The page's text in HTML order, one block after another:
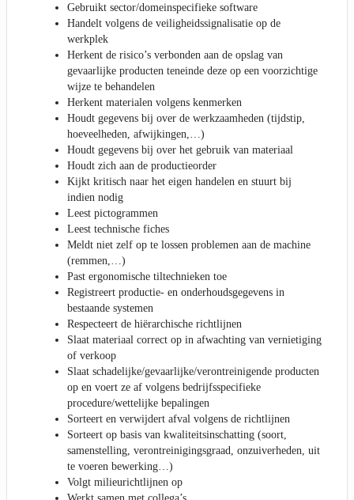
Gebruikt sector/domeinspecifieke software
Handelt volgens de veiligheidssignalisatie op de
werkplek
Herkent de risico’s verbonden aan de opslag van
gevaarlijke producten teneinde deze op een voorzichtige
wijze te behandelen
Herkent materialen volgens kenmerken
Houdt gegevens bij over de werkzaamheden (tijdstip,
hoeveelheden, afwijkingen,…)
Houdt gegevens bij over het gebruik van materiaal
Houdt zich aan de productieorder
Kijkt kritisch naar het eigen handelen en stuurt bij
indien nodig
Leest pictogrammen
Leest technische fiches
Meldt niet zelf op te lossen problemen aan de machine
(remmen,…)
Past ergonomische tiltechnieken toe
Registreert productie- en onderhoudsgegevens in
bestaande systemen
Respecteert de hiërarchische richtlijnen
Slaat materiaal correct op in afwachting van vernietiging
of verkoop
Slaat schadelijke/gevaarlijke/verontreinigende producten
op en voert ze af volgens bedrijfsspecifieke
procedure/wettelijke bepalingen
Sorteert en verwijdert afval volgens de richtlijnen
Sorteert op basis van kwaliteitsinschatting (soort,
samenstelling, verontreinigingsgraad, onzuiverheden, uit
te voeren bewerking…)
Volgt milieurichtlijnen op